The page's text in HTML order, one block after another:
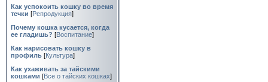
Как успокоить кошку во время
течки [Репродукция]
Почему кошка кусается, когда
ее гладишь? [Воспитание]
Как нарисовать кошку в
профиль [Культура]
Как ухаживать за тайскими
кошками [Все о тайских кошках]